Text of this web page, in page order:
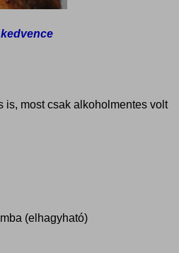
is, most csak alkoholmentes volt
(elhagyható)